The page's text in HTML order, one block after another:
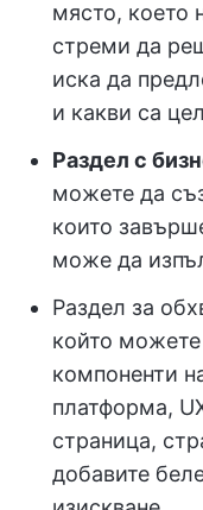
място, което
стреми да
иска да
и какви са
Раздел с
можете да
които
може да
Раздел за
който можете
компоненти
платформа,
страница,
добавите